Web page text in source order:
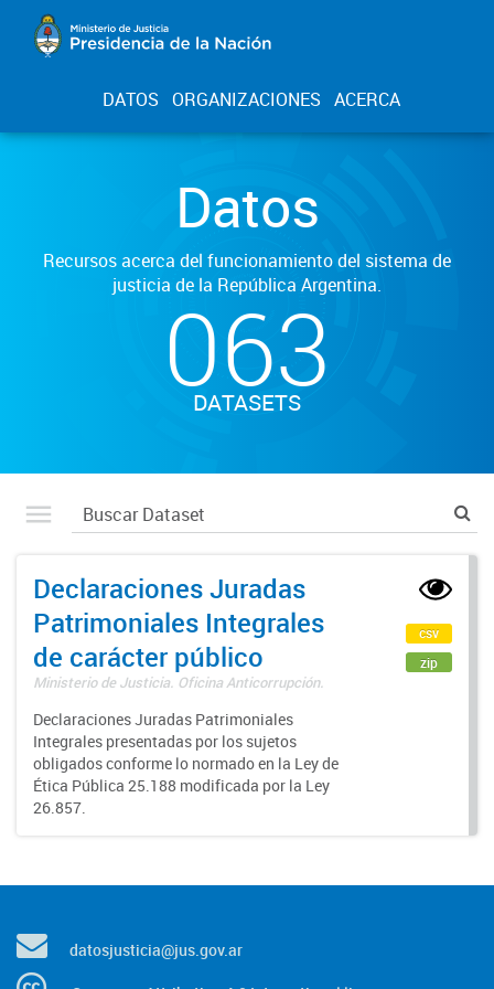
DATOS ORGANIZACIONES ACERCA
Datos
Recursos acerca del funcionamiento del sistema de
justicia de la República Argentina.
063
DATASETS
Declaraciones Juradas
Patrimoniales Integrales
de carácter público
Ministerio de Justicia. Oficina Anticorrupción.
Declaraciones Juradas Patrimoniales
Integrales presentadas por los sujetos
obligados conforme lo normado en la Ley de
Ética Pública 25.188 modificada por la Ley
26.857.
csv
zip
datosjusticia@jus.gov.ar